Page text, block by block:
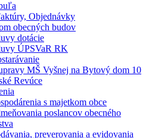
Objednávky
obecných budov
dotácie
ÚPSVaR RK
MŠ Vyšnej na Bytový dom 10
Revúce
s majetkom obce
poslancov obecného
preverovania a evidovania